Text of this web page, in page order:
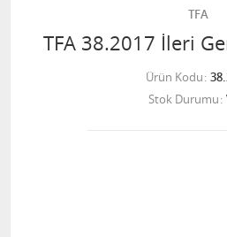
TFA
TFA 38.2017 İleri
Ürün Kodu
Stok Durumu